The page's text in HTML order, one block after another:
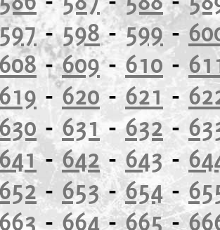
-598-599-
608-609- 610 -
619 -620 - 621 -
630 -631-632 -
641-642- 643 -
- 653-654-
663-664-665-